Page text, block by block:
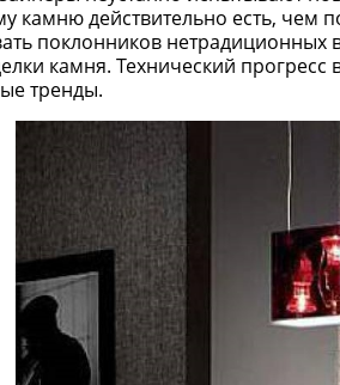
камню действительно есть, чем
поклонников
камня. Технический
тренды.